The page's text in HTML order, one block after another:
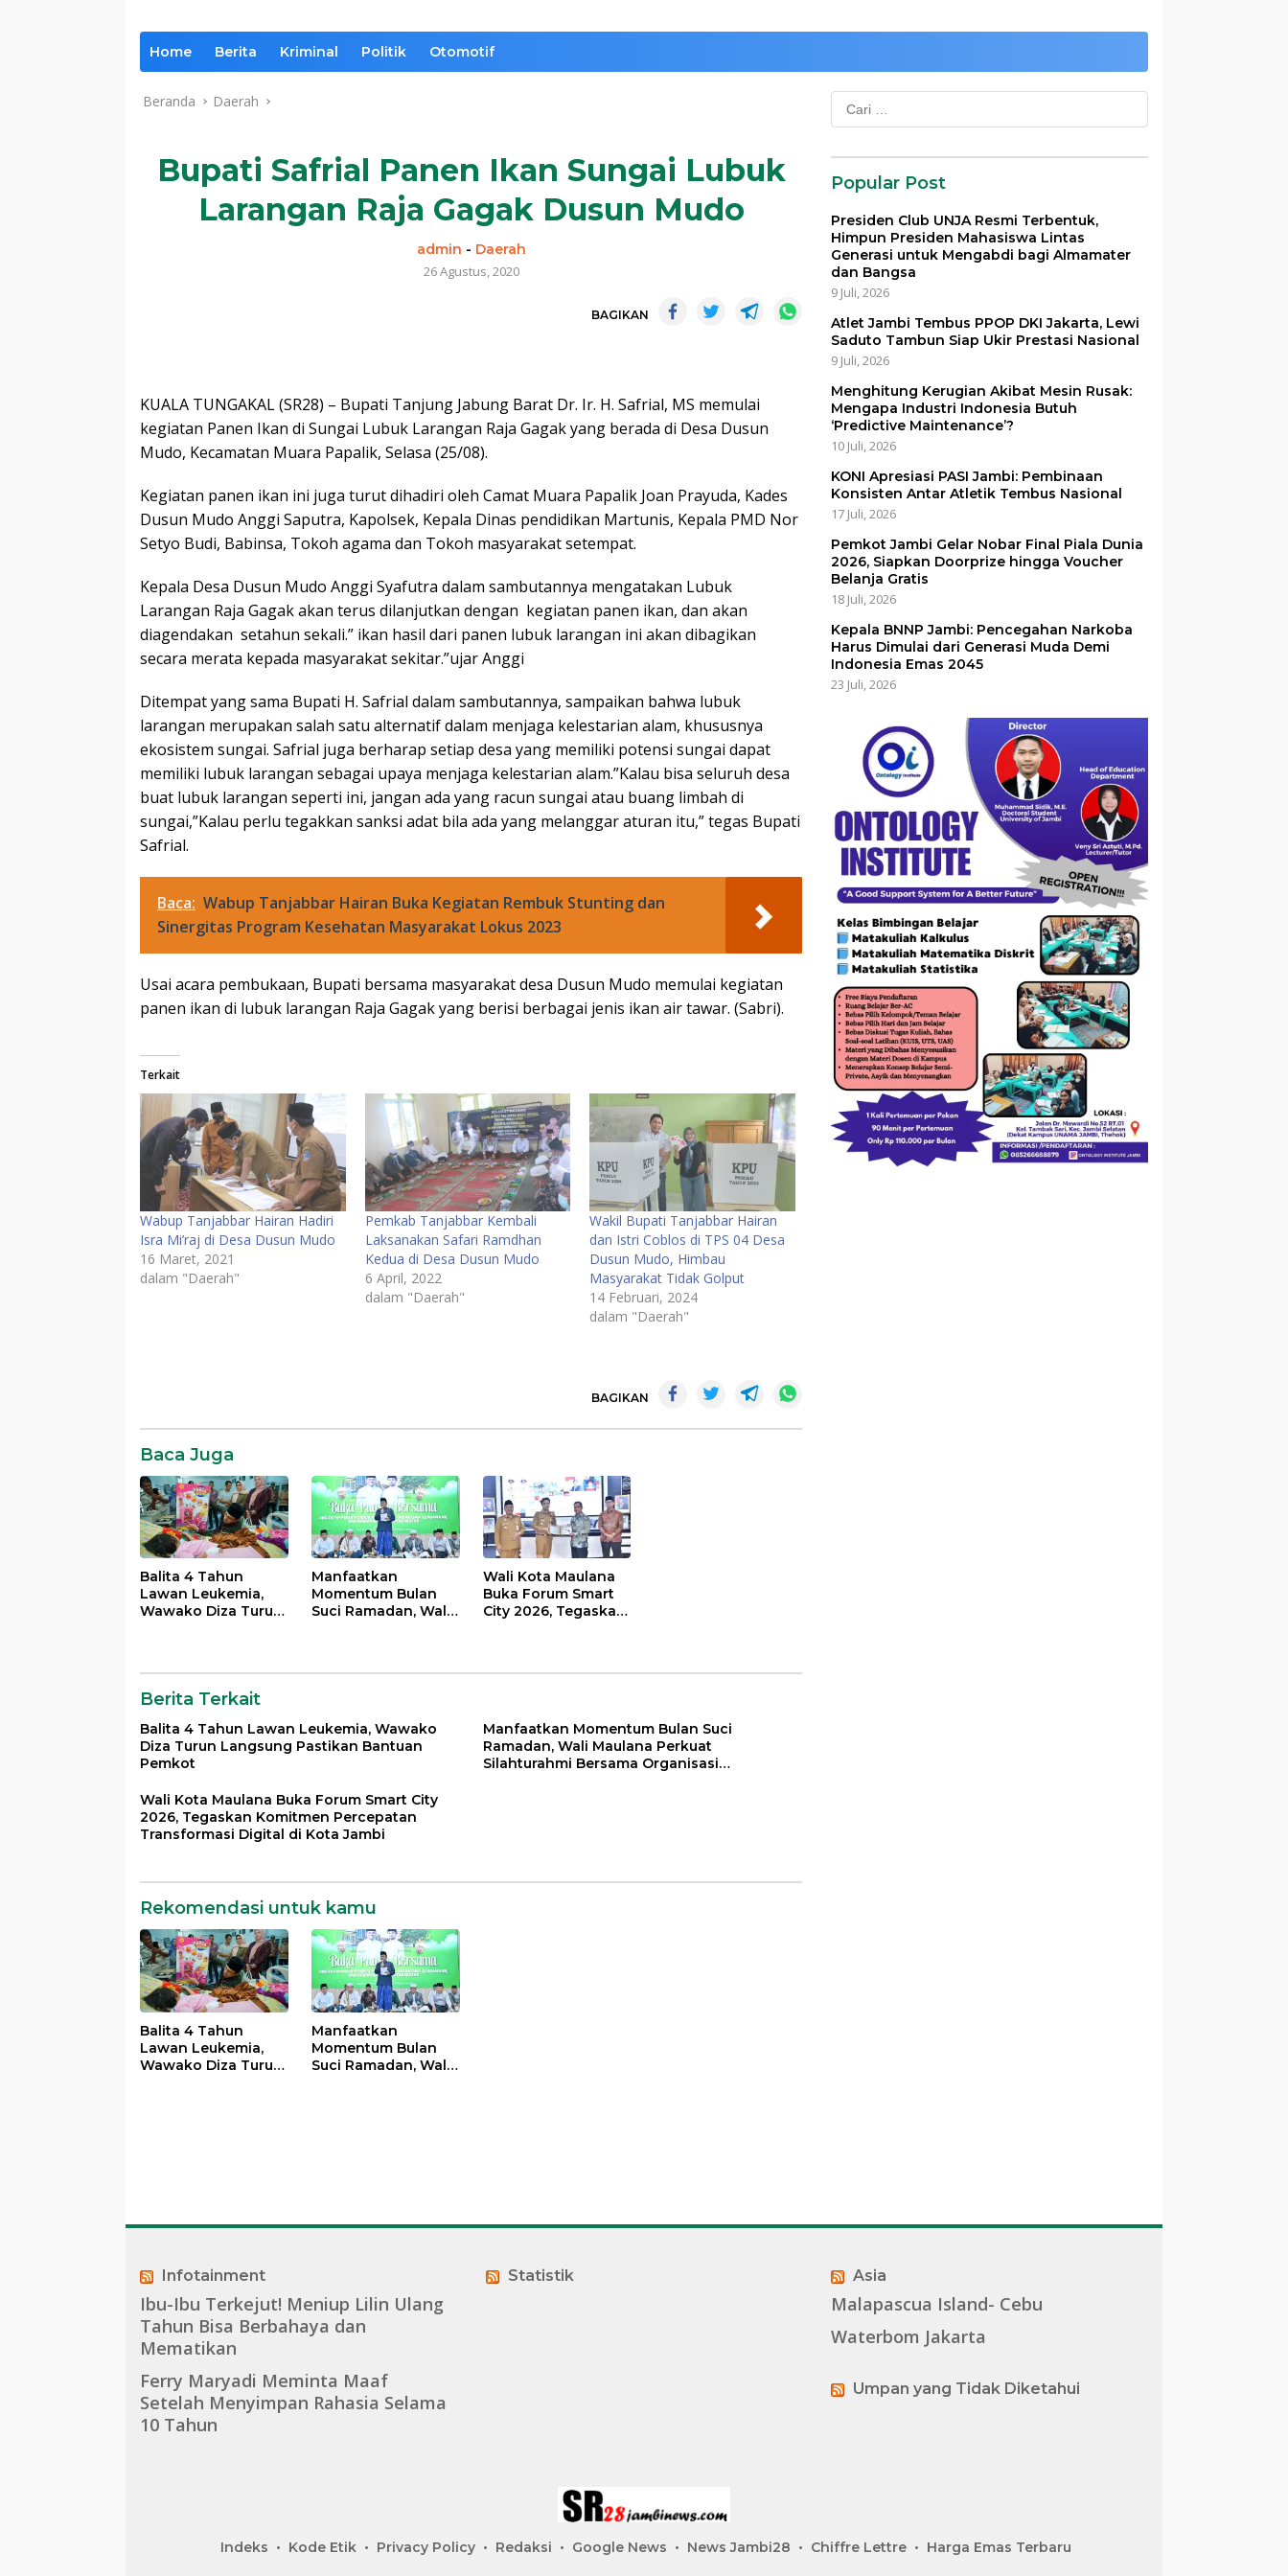
Home Berita Kriminal Politik Otomotif
Beranda Daerah
Bupati Safrial Panen Ikan Sungai Lubuk
Larangan Raja Gagak Dusun Mudo
admin - Daerah
26 Agustus, 2020
BAGIKAN
KUALA TUNGAKAL (SR28) – Bupati Tanjung Jabung Barat Dr. Ir. H. Safrial, MS memulai
kegiatan Panen Ikan di Sungai Lubuk Larangan Raja Gagak yang berada di Desa Dusun
Mudo, Kecamatan Muara Papalik, Selasa (25/08).
Kegiatan panen ikan ini juga turut dihadiri oleh Camat Muara Papalik Joan Prayuda, Kades
Dusun Mudo Anggi Saputra, Kapolsek, Kepala Dinas pendidikan Martunis, Kepala PMD Nor
Setyo Budi, Babinsa, Tokoh agama dan Tokoh masyarakat setempat.
Kepala Desa Dusun Mudo Anggi Syafutra dalam sambutannya mengatakan Lubuk
Larangan Raja Gagak akan terus dilanjutkan dengan kegiatan panen ikan, dan akan
diagendakan setahun sekali.” ikan hasil dari panen lubuk larangan ini akan dibagikan
secara merata kepada masyarakat sekitar.”ujar Anggi
Ditempat yang sama Bupati H. Safrial dalam sambutannya, sampaikan bahwa lubuk
larangan merupakan salah satu alternatif dalam menjaga kelestarian alam, khususnya
ekosistem sungai. Safrial juga berharap setiap desa yang memiliki potensi sungai dapat
memiliki lubuk larangan sebagai upaya menjaga kelestarian alam.”Kalau bisa seluruh desa
buat lubuk larangan seperti ini, jangan ada yang racun sungai atau buang limbah di
sungai,”Kalau perlu tegakkan sanksi adat bila ada yang melanggar aturan itu,” tegas Bupati
Safrial.
Baca: Wabup Tanjabbar Hairan Buka Kegiatan Rembuk Stunting dan
Sinergitas Program Kesehatan Masyarakat Lokus 2023
Usai acara pembukaan, Bupati bersama masyarakat desa Dusun Mudo memulai kegiatan
panen ikan di lubuk larangan Raja Gagak yang berisi berbagai jenis ikan air tawar. (Sabri).
Terkait
Wabup Tanjabbar Hairan Hadiri
Isra Mi’raj di Desa Dusun Mudo
16 Maret, 2021
dalam "Daerah"
Pemkab Tanjabbar Kembali
Laksanakan Safari Ramdhan
Kedua di Desa Dusun Mudo
6 April, 2022
dalam "Daerah"
Wakil Bupati Tanjabbar Hairan
dan Istri Coblos di TPS 04 Desa
Dusun Mudo, Himbau
Masyarakat Tidak Golput
14 Februari, 2024
dalam "Daerah"
Komentar
BAGIKAN
Baca Juga
Balita 4 Tahun
Lawan Leukemia,
Wawako Diza Turun
Manfaatkan
Momentum Bulan
Suci Ramadan, Wali
Wali Kota Maulana
Buka Forum Smart
City 2026, Tegaskan
Berita Terkait
Balita 4 Tahun Lawan Leukemia, Wawako
Diza Turun Langsung Pastikan Bantuan
Pemkot
Manfaatkan Momentum Bulan Suci
Ramadan, Wali Maulana Perkuat
Silahturahmi Bersama Organisasi
Wali Kota Maulana Buka Forum Smart City
2026, Tegaskan Komitmen Percepatan
Transformasi Digital di Kota Jambi
Rekomendasi untuk kamu
Balita 4 Tahun
Lawan Leukemia,
Wawako Diza Turun
Manfaatkan
Momentum Bulan
Suci Ramadan, Wali
Cari
untuk:
Popular Post
Presiden Club UNJA Resmi Terbentuk,
Himpun Presiden Mahasiswa Lintas
Generasi untuk Mengabdi bagi Almamater
dan Bangsa
9 Juli, 2026
Atlet Jambi Tembus PPOP DKI Jakarta, Lewi
Saduto Tambun Siap Ukir Prestasi Nasional
9 Juli, 2026
Menghitung Kerugian Akibat Mesin Rusak:
Mengapa Industri Indonesia Butuh
‘Predictive Maintenance’?
10 Juli, 2026
KONI Apresiasi PASI Jambi: Pembinaan
Konsisten Antar Atletik Tembus Nasional
17 Juli, 2026
Pemkot Jambi Gelar Nobar Final Piala Dunia
2026, Siapkan Doorprize hingga Voucher
Belanja Gratis
18 Juli, 2026
Kepala BNNP Jambi: Pencegahan Narkoba
Harus Dimulai dari Generasi Muda Demi
Indonesia Emas 2045
23 Juli, 2026
Infotainment
Ibu-Ibu Terkejut! Meniup Lilin Ulang
Tahun Bisa Berbahaya dan
Mematikan
Ferry Maryadi Meminta Maaf
Setelah Menyimpan Rahasia Selama
10 Tahun
Statistik Asia
Malapascua Island- Cebu
Waterbom Jakarta
Umpan yang Tidak Diketahui
Indeks Kode Etik Privacy Policy Redaksi Google News News Jambi28 Chiffre Lettre Harga Emas Terbaru